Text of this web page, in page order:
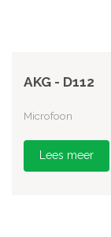
AKG - D112
Microfoon
Lees meer